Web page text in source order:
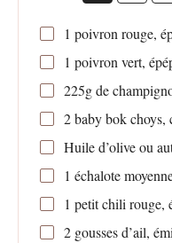
1 poivron rouge,
1 poivron vert,
225gde
2baby bok choys,
Huile d’olive ou
1 échalote
1 petit chili rouge,
2gousses d’ail,